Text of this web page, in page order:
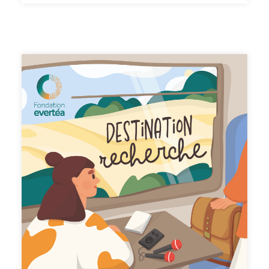
toujours fasciné. Dans cet épisode, Thomas...parle de
son parcours qui l'a amené à tomber amoureux des
forêts tropicales humides jusqu'à vouloir les étudier,
pour mieux les préserverraconte ses études
scientifiques, un choix qui n'allait pas forcément de soi
en raison de ses notes très moyennes jusqu'au Bac
explique son quotidien au laboratoire de l'IRD à
Montpellier, et ce qui l'anime dans son métierembarque
Aurélie et Louise avec lui, en forêt tropicale humide... De
la préparation d'une expédition jusqu'à la collecte des
plantes au cœur de la forêt, il nous raconte ses
expéditions : dépaysement garanti !présente les trésors
cachés de son bureaupartage son envie, à ce stade de sa
carrière, d'évoluer vers plus de "science de la durabilité",
après avoir beaucoup travaillé sur des projets de
recherche en science fondamentale. Thomas nous
explique ce qu'il entend par là, et le rôle selon lui de la
recherche face aux enjeux écologiques auxquels nous
faisons face. Dans le prochain épisode [Coulisses],